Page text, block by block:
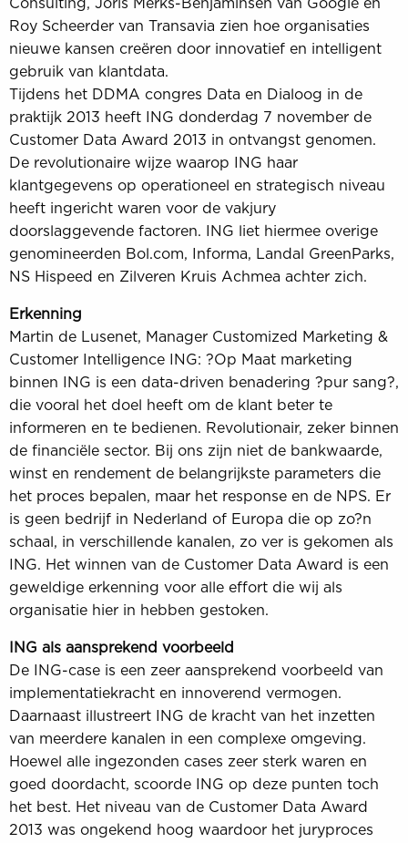
Roy Scheerder van Transavia zien hoe organisaties
nieuwe kansen creëren door innovatief en intelligent
gebruik van klantdata.
Tijdens het DDMA congres Data en Dialoog in de
praktijk 2013 heeft ING donderdag 7 november de
Customer Data Award 2013 in ontvangst genomen.
De revolutionaire wijze waarop ING haar
klantgegevens op operationeel en strategisch niveau
heeft ingericht waren voor de vakjury
doorslaggevende factoren. ING liet hiermee overige
genomineerden Bol.com, Informa, Landal GreenParks,
NS Hispeed en Zilveren Kruis Achmea achter zich.
Erkenning
Martin de Lusenet, Manager Customized Marketing &
Customer Intelligence ING: ?Op Maat marketing
binnen ING is een data-driven benadering ?pur sang?,
die vooral het doel heeft om de klant beter te
informeren en te bedienen. Revolutionair, zeker binnen
de financiële sector. Bij ons zijn niet de bankwaarde,
winst en rendement de belangrijkste parameters die
het proces bepalen, maar het response en de NPS. Er
is geen bedrijf in Nederland of Europa die op zo?n
schaal, in verschillende kanalen, zo ver is gekomen als
ING. Het winnen van de Customer Data Award is een
geweldige erkenning voor alle effort die wij als
organisatie hier in hebben gestoken.
ING als aansprekend voorbeeld
De ING-case is een zeer aansprekend voorbeeld van
implementatiekracht en innoverend vermogen.
Daarnaast illustreert ING de kracht van het inzetten
van meerdere kanalen in een complexe omgeving.
Hoewel alle ingezonden cases zeer sterk waren en
goed doordacht, scoorde ING op deze punten toch
het best. Het niveau van de Customer Data Award
2013 was ongekend hoog waardoor het juryproces